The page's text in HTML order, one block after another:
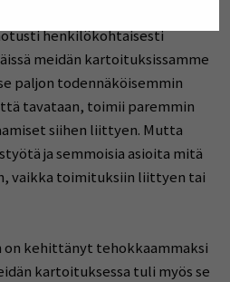
henkilökohtaisesti
meidän kartoituksissamme
paljon todennäköisemmin
tavataan, toimii paremmin
siihen liittyen. Mutta
ja semmoisia asioita mitä
vaikka toimituksiin liittyen tai
on kehittänyt tehokkaammaksi
kartoituksessa tuli myös se